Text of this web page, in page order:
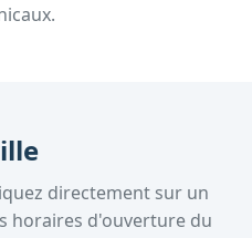
directement sur un
horaires d'ouverture du